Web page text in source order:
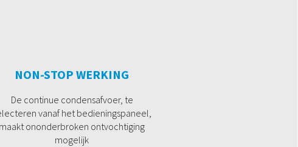
NON-STOP WERKING
De continue condensafvoer, te
vanaf het bedieningspaneel,
maakt ononderbroken ontvochtiging
mogelijk